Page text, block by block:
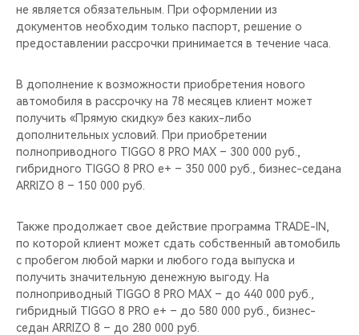
не является обязательным. При оформлении из
документов необходим только паспорт, решение о
предоставлении рассрочки принимается в течение часа.
В дополнение к возможности приобретения нового
автомобиля в рассрочку на 78 месяцев клиент может
получить «Прямую скидку» без каких-либо
дополнительных условий. При приобретении
полноприводного TIGGO 8 PRO MAX – 300 000 руб.,
гибридного TIGGO 8 PRO e+ – 350 000 руб., бизнес-седана
ARRIZO 8 – 150 000 руб.
Также продолжает свое действие программа TRADE-IN,
по которой клиент может сдать собственный автомобиль
с пробегом любой марки и любого года выпуска и
получить значительную денежную выгоду. На
полноприводный TIGGO 8 PRO MAX – до 440 000 руб.,
гибридный TIGGO 8 PRO e+ – до 580 000 руб., бизнес-
седан ARRIZO 8 – до 280 000 руб.